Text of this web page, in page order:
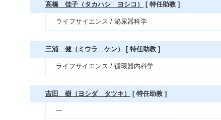
髙橋 佳子（タカハシ ヨシコ） [ 特任助教 ]
ライフサイエンス / 泌尿器科学
三浦 健（ミウラ ケン） [ 特任助教 ]
ライフサイエンス / 循環器内科学
吉田 樹（ヨシダ タツキ） [ 特任助教 ]
---